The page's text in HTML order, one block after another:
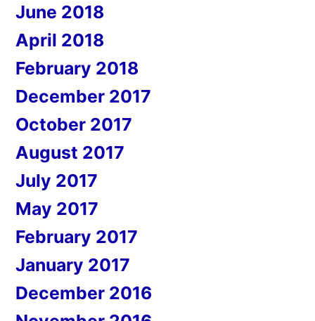
June 2018
April 2018
February 2018
December 2017
October 2017
August 2017
July 2017
May 2017
February 2017
January 2017
December 2016